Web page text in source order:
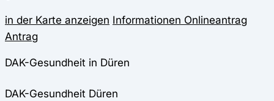
in der Karte anzeigen Informationen Onlineantrag
Antrag
DAK-Gesundheit in Düren
DAK-Gesundheit Düren